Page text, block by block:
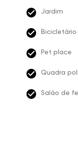
Jardim
Bicicletário
Pet place
Quadra
Salão de